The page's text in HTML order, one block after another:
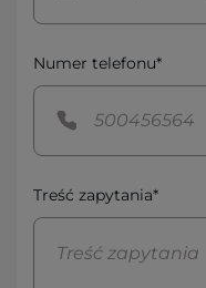
Numer telefonu*
Treść zapytania*